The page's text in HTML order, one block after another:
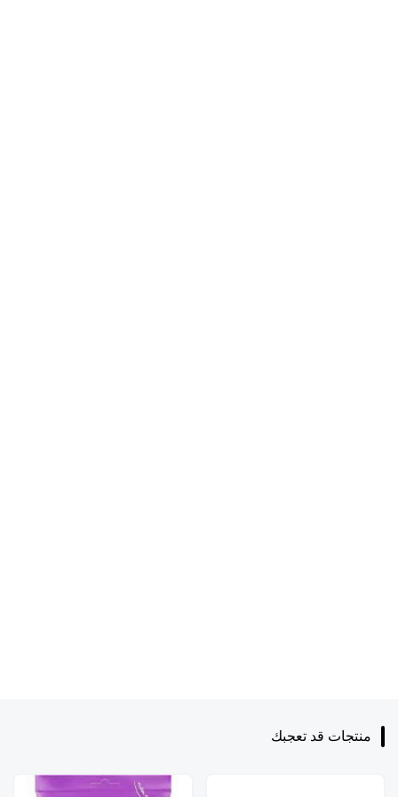
منتجات قد تعجبك